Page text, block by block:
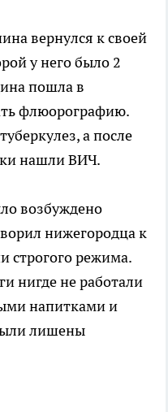
вернулся к своей
у него было 2
пошла в
флюорографию.
а после
нашли ВИЧ.
возбуждено
нижегородца к
строгого режима.
нигде не работали
напитками и
лишены